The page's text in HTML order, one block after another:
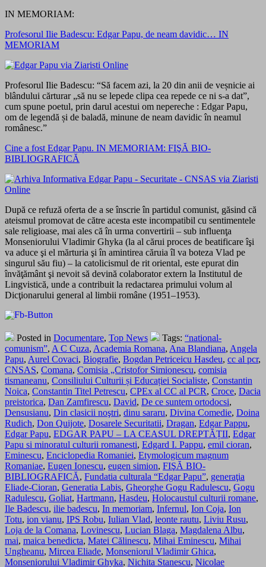
IN MEMORIAM:
Profesorul Ilie Badescu: Edgar Papu, de neam davidic… IN
MEMORIAM
Profesorul Ilie Badescu: “Să facem azi, la 20 din anii de veșnicie ai
blândului cărturar „să nu se lepede clipa cea repede ce ni s-a dat”,
cum spune poetul, prin darul acestui om nepereche : Edgar Papu,
om de legendă și de baladă, minune de neam davidic în neamul
românesc.”
Cine a fost Edgar Papu. IN MEMORIAM: FIŞĂ BIO-
BIBLIOGRAFICĂ
După ce refuză oferta de a se înscrie în partidul comunist, găsind că
ateismul promovat de către acesta este incompatibil cu sentimentele
sale religioase, mai ales că în urma convertirii – sub influenţa
Monseniorului Vladimir Ghyka (la al cărui proces de beatificare îşi
va aduce şi el mărturia şi în amintirea căruia îl va boteza Vlad pe
singurul său fiu) – la catolicismul de rit oriental, este epurat din
învăţământ şi nevoit să devină colaborator extern la Institutul de
Lingvistică, unde a contribuit la redactarea primului volum al
Dicţionarului general al limbii române (1951–1953).
Posted in Documentare, Top News Tags: “national-
comunism”, A C Cuza, Academia Romana, Ana Blandiana, Angela
Papu, Aurel Covaci, Biografie, Bogdan Petriceicu Hasdeu, cc al pcr,
CNSAS, Comana, Comisia „Cristofor Simionescu, comisia
tismaneanu, Consiliului Culturii și Educației Socialiste, Constantin
Noica, Constantin Titel Petrescu, CPEx al CC al PCR, Croce, Dacia
preistorica, Dan Zamfirescu, David, De ce suntem ortodocsi,
Densusianu, Din clasicii noştri, dinu sararu, Divina Comedie, Doina
Rudich, Don Quijote, Dosarele Securitatii, Dragan, Edgar Pappu,
Edgar Papu, EDGAR PAPU – LA CEASUL DREPTĂȚII, Edgar
Papu si minoratul culturii romanesti, Edgard I. Pappu, emil cioran,
Eminescu, Enciclopedia Romaniei, Etymologicum magnum
Romaniae, Eugen Ionescu, eugen simion, FIŞĂ BIO-
BIBLIOGRAFICĂ, Fundatia culturala “Edgar Papu”, generaţia
Eliade-Cioran, Generatia Labis, Gheorghe Gogu Radulescu, Gogu
Radulescu, Goliat, Hartmann, Hasdeu, Holocaustul culturii romane,
Ile Badescu, ilie badescu, In memoriam, Infernul, Ion Coja, Ion
Totu, ion vianu, IPS Robu, Iulian Vlad, leonte rautu, Liviu Rusu,
Loja de la Comana, Lovinescu, Lucian Blaga, Magdalena Albu,
mai, maica benedicta, Matei Călinescu, Mihai Eminescu, Mihai
Ungheanu, Mircea Eliade, Monseniorul Vladimir Ghica,
Monseniorului Vladimir Ghyka, Nichita Stanescu, Nicolae